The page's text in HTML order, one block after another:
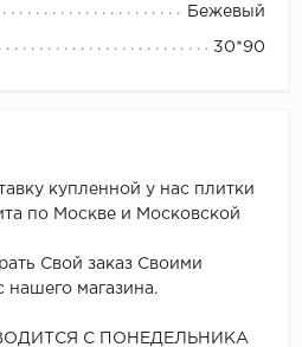
Бежевый
30*90
купленной у нас плитки
по Москве и Московской
Свой заказ Своими
нашего магазина.
С ПОНЕДЕЛЬНИКА